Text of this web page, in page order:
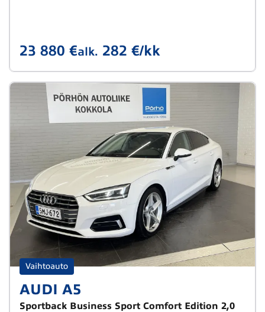
23 880 €alk. 282 €/kk
Vaihtoauto
AUDI A5
Sportback Business Sport Comfort Edition 2,0